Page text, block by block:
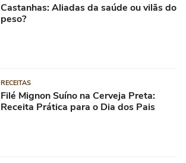
Castanhas: Aliadas da saúde ou vilãs do
peso?
RECEITAS
Filé Mignon Suíno na Cerveja Preta:
Receita Prática para o Dia dos Pais